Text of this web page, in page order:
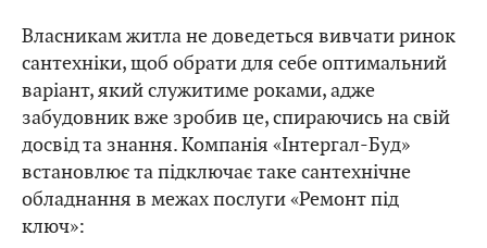
Власникам житла не доведеться вивчати ринок
сантехніки, щоб обрати для себе оптимальний
варіант, який служитиме роками, адже
забудовник вже зробив це, спираючись на свій
досвід та знання. Компанія «Інтергал-Буд»
встановлює та підключає таке сантехнічне
обладнання в межах послуги «Ремонт під
ключ»: